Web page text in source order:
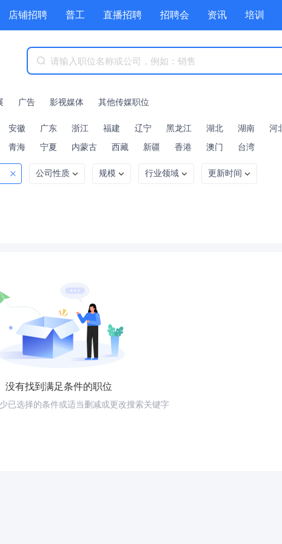
店铺招聘 普工 直播招聘 招聘会 资讯 培训
商城 附近职位 工具箱 赏金招聘
广告 影视媒体 其他传媒职位
安徽 广东 浙江 福建 辽宁 黑龙江 湖北 湖南 河
青海 宁夏 内蒙古 西藏 新疆 香港 澳门 台湾
公司性质 规模 行业领域 更新时间
没有找到满足条件的职位
已选择的条件或适当删减或更改搜索关键字